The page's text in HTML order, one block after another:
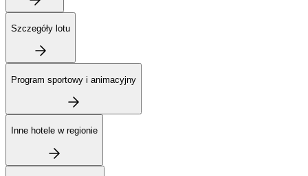
Szczegóły lotu
Program sportowy i animacyjny
Inne hotele w regionie